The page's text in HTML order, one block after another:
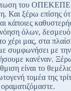
του
Και ξέρω επίσης
κάποιες
όλων,
χέρι μας, στα
συμφωνήσει με
κανέναν.
είναι το
τομέα της